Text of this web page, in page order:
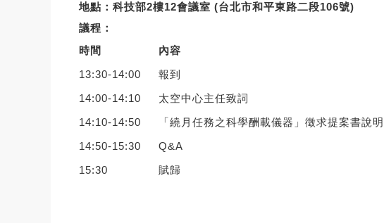
地點：科技部2樓12會議室 (台北市和平東路二段106號)
議程：
時間
內容
13:30-14:00
報到
14:00-14:10
太空中心主任致詞
14:10-14:50
「繞月任務之科學酬載儀器」徵求提案書說明
14:50-15:30
Q&A
15:30
賦歸